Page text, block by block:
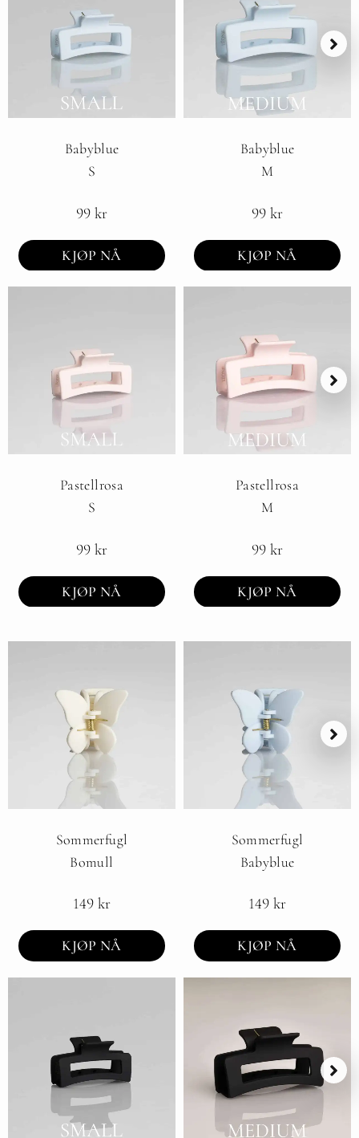
Babyblue
S
99 kr
KJØP NÅ
Babyblue
M
99 kr
KJØP NÅ
Pastellrosa
S
99 kr
KJØP NÅ
Pastellrosa
M
99 kr
KJØP NÅ
Sommerfugl
Bomull
149 kr
KJØP NÅ
Sommerfugl
Babyblue
149 kr
KJØP NÅ